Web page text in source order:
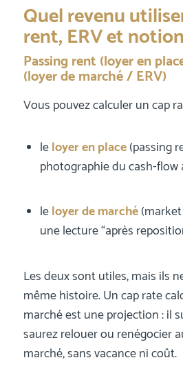
Quel revenu
rent, ERV et
Passing rent (loyer en
(loyer de marché / ERV)
Vous pouvez calculer un cap
leloyer en place(passing
photographie du cash-flow
leloyer de marché(market
une lecture “après
Les deux sont utiles, mais ils
même histoire. Un cap rate
marché est une projection : il
saurez relouer ou renégocier
marché, sans vacance ni coût.